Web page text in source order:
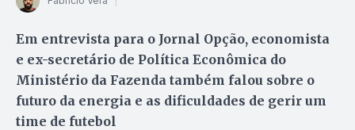
Em entrevista para o Jornal Opção, economista
e ex-secretário de Política Econômica do
Ministério da Fazenda também falou sobre o
futuro da energia e as dificuldades de gerir um
time de futebol